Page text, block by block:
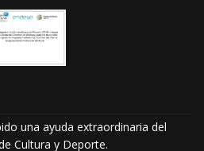
una ayuda extraordinaria del
Cultura y Deporte.